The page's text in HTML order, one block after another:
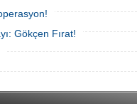
Gökçen Fırat!